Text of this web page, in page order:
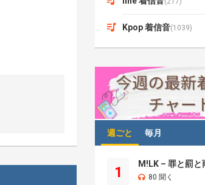
Kpop 着信音(1039)
週ごと 毎月
1 80 聞く